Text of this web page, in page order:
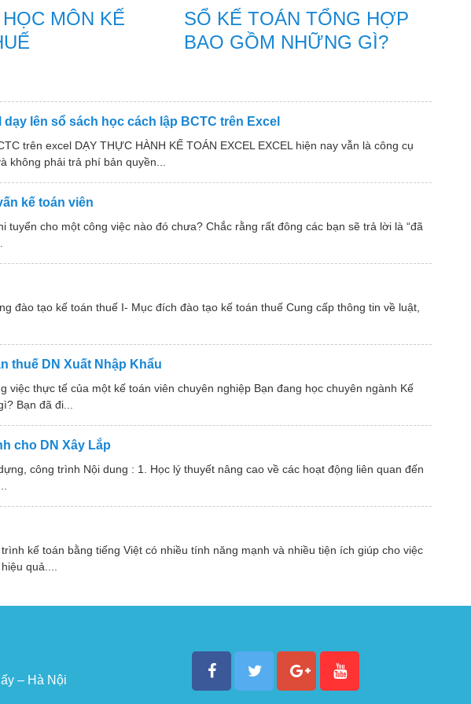
MÔN KẾ
SỔ KẾ TOÁN TỔNG HỢP
BAO GỒM NHỮNG GÌ?
lên sổ sách học cách lập BCTC trên Excel
trên excel DẠY THỰC HÀNH KẾ TOÁN EXCEL EXCEL hiện nay vẫn là công cụ
không phải trả phí bản quyền...
kế toán viên
cho một công việc nào đó chưa? Chắc rằng rất đông các bạn sẽ trả lời là “đã
đào tạo kế toán thuế I- Mục đích đào tạo kế toán thuế Cung cấp thông tin về luật,
thuế DN Xuất Nhập Khẩu
việc thực tế của một kế toán viên chuyên nghiệp Bạn đang học chuyên ngành Kế
Bạn đã đi...
cho DN Xây Lắp
công trình Nội dung : 1. Học lý thuyết nâng cao về các hoạt động liên quan đến
kế toán bằng tiếng Việt có nhiều tính năng mạnh và nhiều tiện ích giúp cho việc
quả....
– Hà Nội